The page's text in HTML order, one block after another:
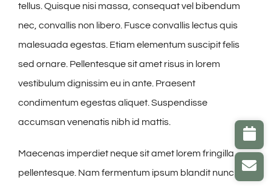
tellus. Quisque nisi massa, consequat vel bibendum
nec, convallis non libero. Fusce convallis lectus quis
malesuada egestas. Etiam elementum suscipit felis
sed ornare. Pellentesque sit amet risus in lorem
vestibulum dignissim eu in ante. Praesent
condimentum egestas aliquet. Suspendisse
accumsan venenatis nibh id mattis.
Maecenas imperdiet neque sit amet lorem fringilla
pellentesque. Nam fermentum ipsum blandit nunc